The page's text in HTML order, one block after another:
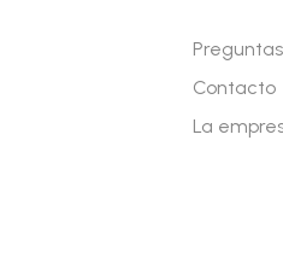
Contacto
La